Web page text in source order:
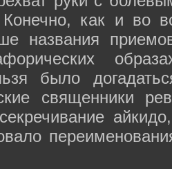
как и во
названия
было
священники